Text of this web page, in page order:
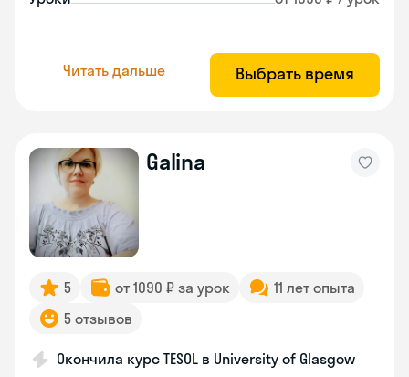
Читать дальше Выбрать время
Galina
5 от 1090 ₽ за урок
11 лет опыта
5 отзывов
Окончила курс TESOL в University of Glasgow